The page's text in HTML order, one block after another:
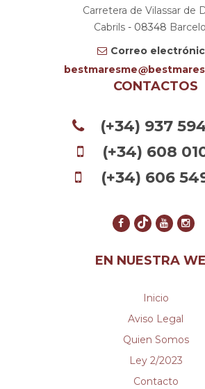
Carretera de Vilassar de
Cabrils- 08348
Correo
bestmaresme
CONTACTOS
(+34) 937
(+34) 608
(+34) 606
EN NUESTRA
Inicio
Aviso Legal
Quien Somos
Ley 2/2023
Contacto